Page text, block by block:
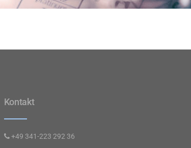
Kontakt
+49 341-223 292 36